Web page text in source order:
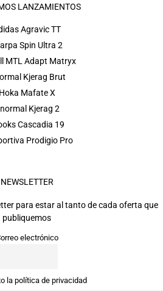
LANZAMIENTOS
Agravic TT
Spin Ultra 2
MTL Adapt Matryx
Kjerag Brut
Hoka Mafate X
Kjerag 2
Cascadia 19
Prodigio Pro
NEWSLETTER
para estar al tanto de cada oferta que
publiquemos
electrónico
la política de privacidad